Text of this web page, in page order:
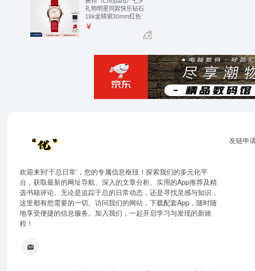
欢迎来到'于总日常'，您的专属信息枢纽！探索我们的多元化平
台，获取最新的网址导航、深入的文章分析、实用的App推荐及精
选书籍评论。无论是追踪于总的日常动态，还是寻找灵感与知识，
这里都有您需要的一切。访问我们的网站，下载配套App，随时随
地享受便捷的信息服务。加入我们，一起开启学习与发现的新旅
程！
友链申